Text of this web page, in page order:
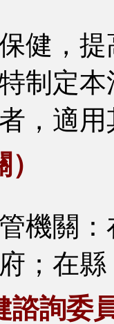
健，
制定本
，適
機關
；在
諮詢委